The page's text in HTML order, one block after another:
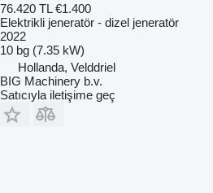
76.420 TL €1.400
Elektrikli jeneratör - dizel jeneratör
2022
10 bg (7.35 kW)
Hollanda, Velddriel
BIG Machinery b.v.
Satıcıyla iletişime geç